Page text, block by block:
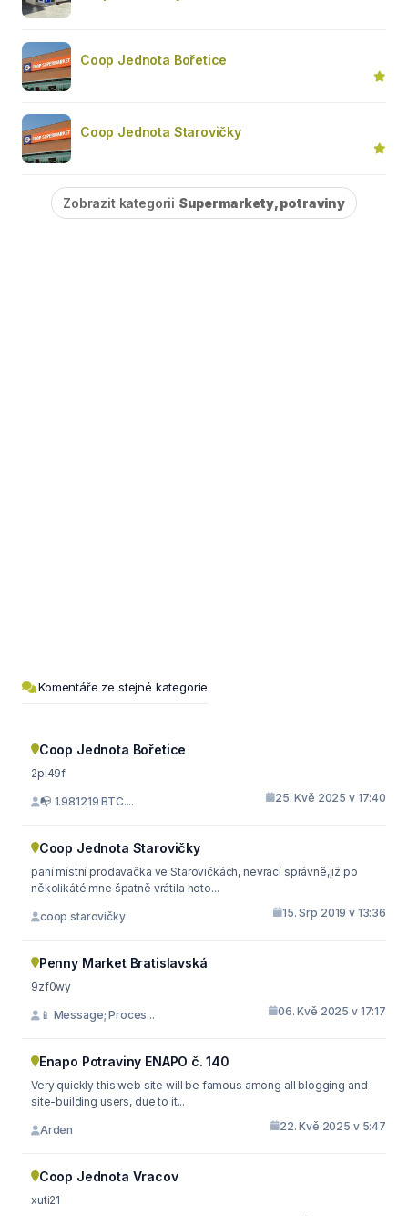
Coop Jednota Bořetice
Coop Jednota Starovičky
Zobrazit kategorii Supermarkety, potraviny
Komentáře ze stejné kategorie
Coop Jednota Bořetice
2pi49f
📭 1.981219 BTC.... 25. Kvě 2025 v 17:40
Coop Jednota Starovičky
paní místní prodavačka ve Starovičkách, nevrací správně,již po
několikáté mne špatně vrátila hoto...
coop starovičky 15. Srp 2019 v 13:36
Penny Market Bratislavská
9zf0wy
📱 Message; Proces... 06. Kvě 2025 v 17:17
Enapo Potraviny ENAPO č. 140
Very quickly this web site will be famous among all blogging and
site-building users, due to it...
Arden 22. Kvě 2025 v 5:47
Coop Jednota Vracov
xuti21